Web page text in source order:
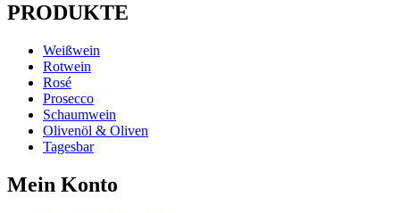
PRODUKTE
Weißwein
Rotwein
Rosé
Prosecco
Schaumwein
Olivenöl & Oliven
Tagesbar
Mein Konto